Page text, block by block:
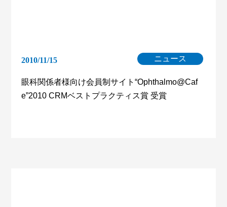
2010/11/15 ニュース
眼科関係者様向け会員制サイト“Ophthalmo@Caf
e”2010 CRMベストプラクティス賞 受賞